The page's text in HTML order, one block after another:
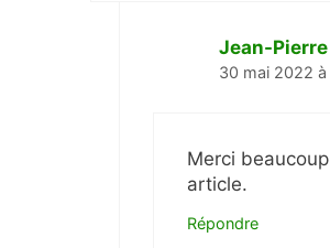
Jean-
30 mai 2022 à
Merci
article.
Répondre